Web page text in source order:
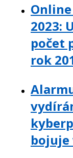
2023:
počet
rok